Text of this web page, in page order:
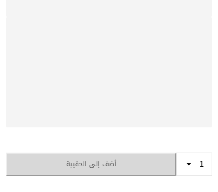
أضف إلى الحقيبة